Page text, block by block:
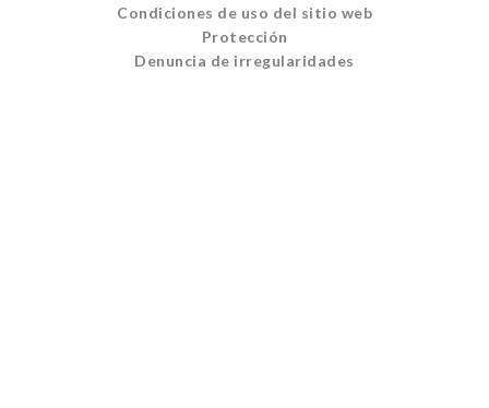
Condiciones de uso del sitio web
Protección
Denuncia de irregularidades